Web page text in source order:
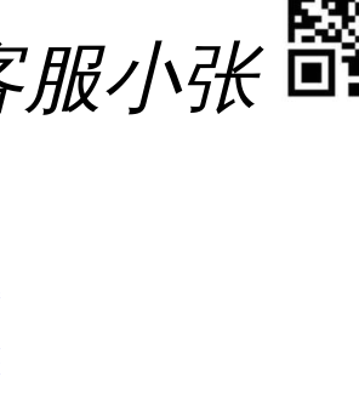
服小张